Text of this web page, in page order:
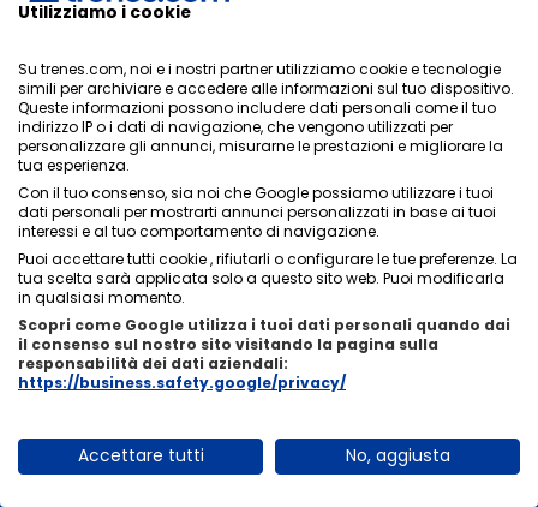
La durata del viaggio in treno tra Madrid e Valencia
media del viaggio è2h, di solito non c'è molta
differenza di tempo tra i treni, dipenderà dalle fermate
che devi fare in altre stazioni.
Posso modificare o annullare i miei biglietti
del treno da Madrid a Valencia?
Ci sono due opzioni, ci sono biglietti che, se consentono
modifiche e cancellazioni e altri no, di solito sono più
economici. È molto importante che tu scelga la tariffa
Utilizziamo i cookie
Su trenes.com, noi e i nostri partner utilizziamo cookie e tecnologie
simili per archiviare e accedere alle informazioni sul tuo dispositivo.
Queste informazioni possono includere dati personali come il tuo
indirizzo IP o i dati di navigazione, che vengono utilizzati per
personalizzare gli annunci, misurarne le prestazioni e migliorare la
tua esperienza.
Con il tuo consenso, sia noi che Google possiamo utilizzare i tuoi
dati personali per mostrarti annunci personalizzati in base ai tuoi
interessi e al tuo comportamento di navigazione.
Puoi accettare tutti cookie , rifiutarli o configurare le tue preferenze. La
tua scelta sarà applicata solo a questo sito web. Puoi modificarla
in qualsiasi momento.
Scopri come Google utilizza i tuoi dati personali quando dai
il consenso sul nostro sito visitando la pagina sulla
responsabilità dei dati aziendali:
https://business.safety.google/privacy/
Accettare tutti No, aggiusta